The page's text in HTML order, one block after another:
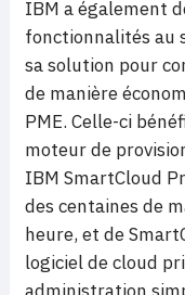
IBM a également
fonctionnalités au
sa solution pour
de manière
PME. Celle-ci
moteur de
IBM SmartCloud
des centaines de
heure, et de
logiciel de cloud